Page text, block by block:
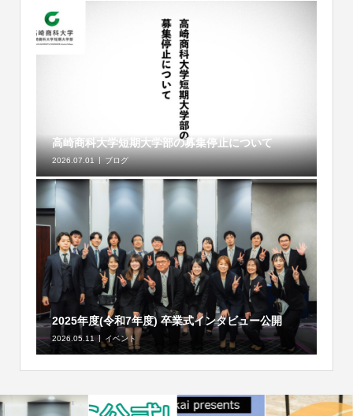
高崎商科大学短期大学部の募集停止について
2026.07.01 ブログ
2025年度(令和7年度) 卒業式インタビュー公開
2026.05.11 イベント